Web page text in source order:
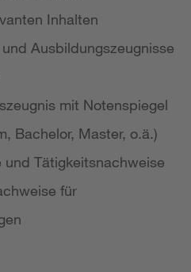
Inhalten
Ausbildungszeugnisse
mit Notenspiegel
Bachelor, Master, o.ä.)
und Tätigkeitsnachweise
für